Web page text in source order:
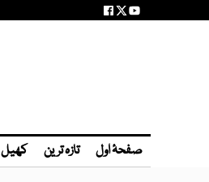
صفحۂ اول تازہ ترین کھیل